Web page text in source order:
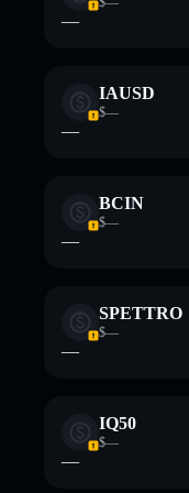
—
IAUSD
$—
—
BCIN
$—
—
SPETTRO
$—
—
IQ50
$—
—